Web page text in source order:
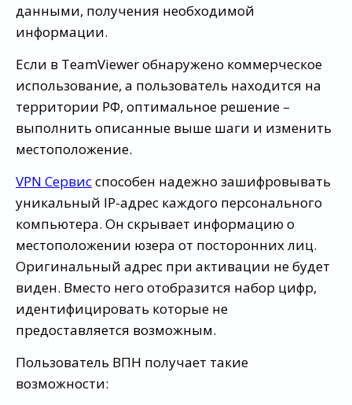
данными, получения необходимой
информации.
Если в TeamViewer обнаружено коммерческое
использование, а пользователь находится на
территории РФ, оптимальное решение –
выполнить описанные выше шаги и изменить
местоположение.
VPN Сервисспособен надежно зашифровывать
уникальный IP-адрес каждого персонального
компьютера. Он скрывает информацию о
местоположении юзера от посторонних лиц.
Оригинальный адрес при активации не будет
виден. Вместо него отобразится набор цифр,
идентифицировать которые не
предоставляется возможным.
Пользователь ВПН получает такие
возможности: